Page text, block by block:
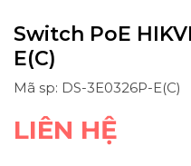
Switch PoE
E(C)
Mã sp: DS-3E0326P-E(C)
LIÊN HỆ